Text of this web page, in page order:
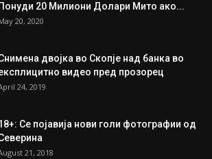
Понуди 20 Милиони Долари Мито ако...
20, 2020
двојка во Скопје над банка во
видео пред прозорец
24, 2019
Се појавија нови голи фотографии од
21, 2018